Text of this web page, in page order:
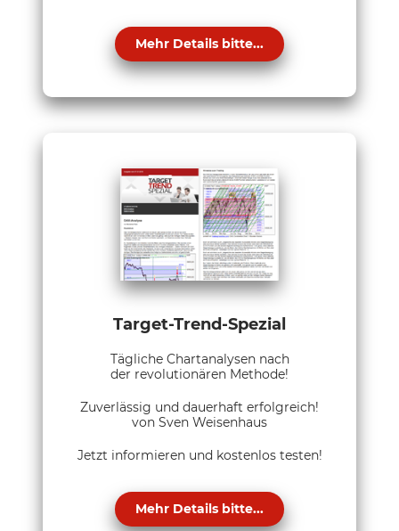
Mehr Details bitte...
Target-Trend-Spezial
Tägliche Chartanalysen nach
der revolutionären Methode!
Zuverlässig und dauerhaft erfolgreich!
von Sven Weisenhaus
Jetzt informieren und kostenlos testen!
Mehr Details bitte...